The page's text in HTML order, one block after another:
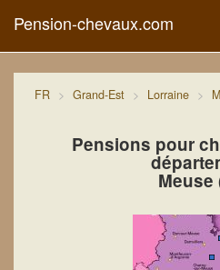
Pension-chevaux.com
FR Grand-Est Lorraine
Pensions pour
Meuse